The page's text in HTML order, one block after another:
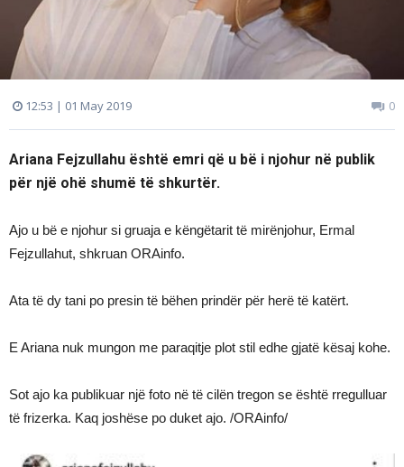
12:53 | 01 May 2019 0
Ariana Fejzullahu është emri që u bë i njohur në publik
për një ohë shumë të shkurtër.
Ajo u bë e njohur si gruaja e këngëtarit të mirënjohur, Ermal
Fejzullahut, shkruan ORAinfo.
Ata të dy tani po presin të bëhen prindër për herë të katërt.
E Ariana nuk mungon me paraqitje plot stil edhe gjatë kësaj kohe.
Sot ajo ka publikuar një foto në të cilën tregon se është rregulluar
të frizerka. Kaq joshëse po duket ajo. /ORAinfo/